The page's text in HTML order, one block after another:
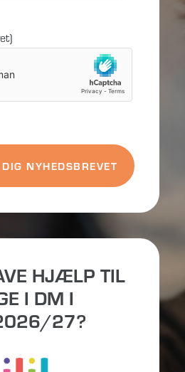
HJÆLP TIL
I DM I
27?